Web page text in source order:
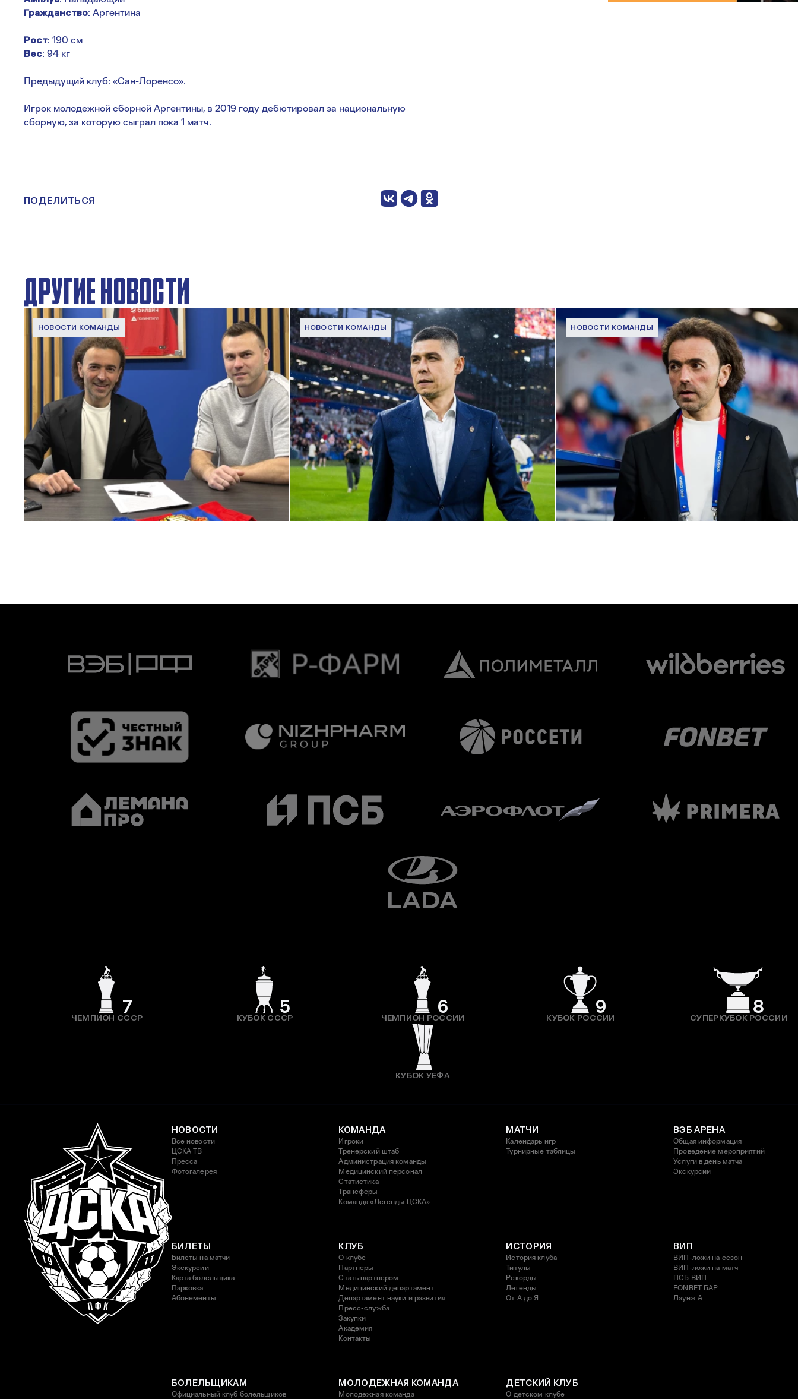
Гражданство: Аргентина
Рост: 190 см
Вес: 94 кг
Предыдущий клуб: «Сан-Лоренсо».
Игрок молодежной сборной Аргентины, в 2019 году дебютировал за национальную
сборную, за которую сыграл пока 1 матч.
ПОДЕЛИТЬСЯ
ДРУГИЕ НОВОСТИ
НОВОСТИ КОМАНДЫ
Капитан – с нами!
2 ИЮНЯ 2026 12:55
НОВОСТИ КОМАНДЫ
Дмитрий Игдисамов о формировании тренерского штаба
1 ИЮНЯ 2026 16:57
НОВОСТИ КОМАНДЫ
Комментарий генерального директора ПФК ЦСКА Романа
Бабаева
1 ИЮНЯ 2026 16:45
7
ЧЕМПИОН СССР
5
КУБОК СССР
6
ЧЕМПИОН РОССИИ
9
КУБОК РОССИИ
8
СУПЕРКУБОК РОССИИ
КУБОК УЕФА
НОВОСТИ
Все новости
ЦСКА ТВ
Пресса
Фотогалерея
КОМАНДА
Игроки
Тренерский штаб
Администрация команды
Медицинский персонал
Статистика
Трансферы
Команда «Легенды ЦСКА»
МАТЧИ
Календарь игр
Турнирные таблицы
ВЭБ АРЕНА
Общая информация
Проведение мероприятий
Услуги в день матча
Экскурсии
БИЛЕТЫ
Билеты на матчи
Экскурсии
Карта болельщика
Парковка
Абонементы
КЛУБ
О клубе
Партнеры
Стать партнером
Медицинский департамент
Департамент науки и развития
Пресс-служба
Закупки
Академия
Контакты
ИСТОРИЯ
История клуба
Титулы
Рекорды
Легенды
От А до Я
ВИП
ВИП-ложи на сезон
ВИП-ложи на матч
ПСБ ВИП
FONBET БАР
Лаунж A
БОЛЕЛЬЩИКАМ
Официальный клуб болельщиков
МОЛОДЕЖНАЯ КОМАНДА
Молодежная команда
ДЕТСКИЙ КЛУБ
О детском клубе